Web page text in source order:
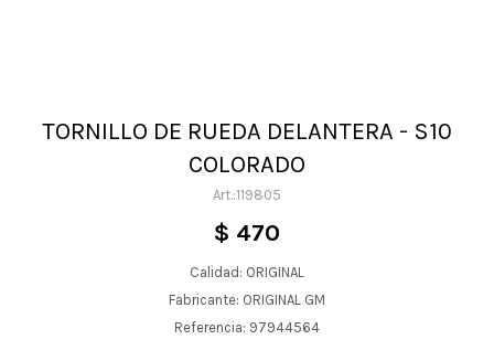
TORNILLO DE RUEDA DELANTERA - S10
COLORADO
119805
$ 470
Calidad: ORIGINAL
Fabricante: ORIGINAL GM
Referencia: 97944564